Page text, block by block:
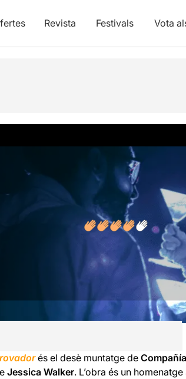
Revista Festivals Vota
Opinions
és el desè muntatge de
Jessica Walker. L’obra és un